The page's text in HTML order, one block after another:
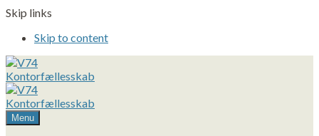
Skip links
Skip to content
Menu